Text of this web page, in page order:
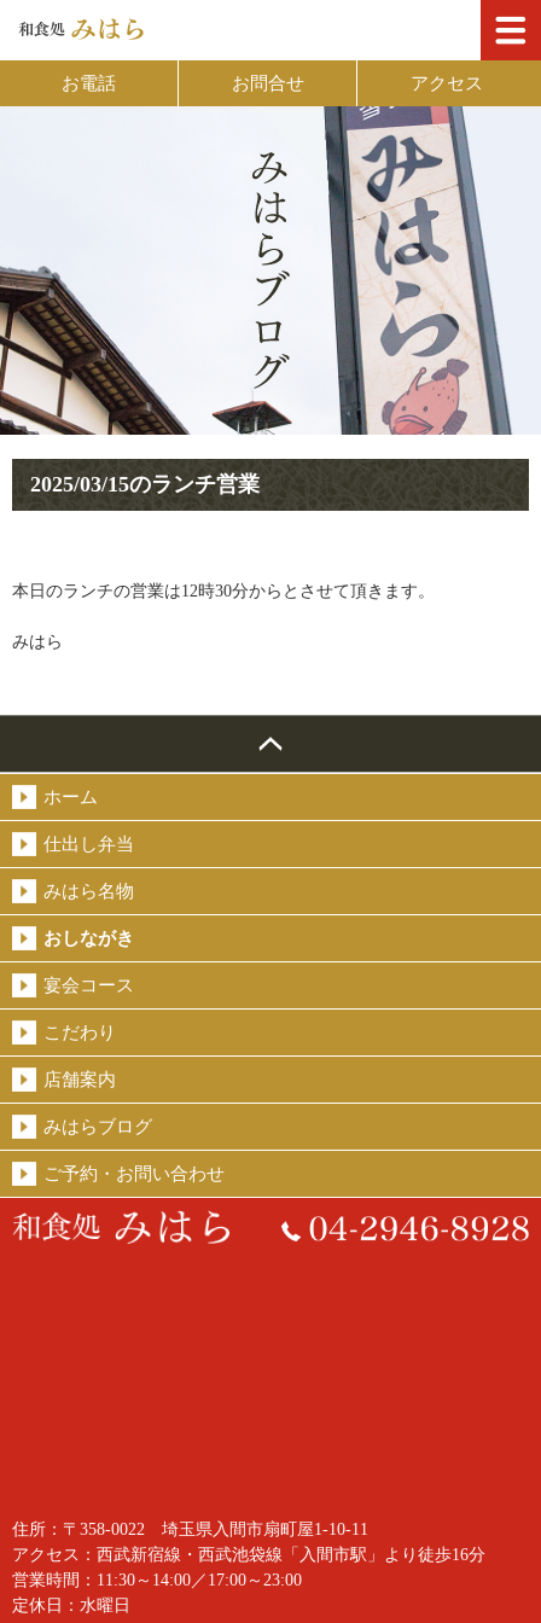
お電話 お問合せ アクセス
2025/03/15のランチ営業
本日のランチの営業は12時30分からとさせて頂きます。
みはら
ホーム
仕出し弁当
みはら名物
おしながき
宴会コース
こだわり
店舗案内
みはらブログ
ご予約・お問い合わせ
住所：〒358-0022 埼玉県入間市扇町屋1-10-11
アクセス：西武新宿線・西武池袋線「入間市駅」より徒歩16分
営業時間：11:30～14:00／17:00～23:00
定休日：水曜日